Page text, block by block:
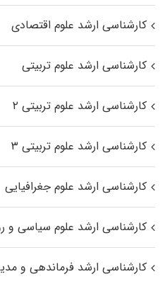
کارشناسی ارشد علوم اقتصادی
کارشناسی ارشد علوم تربیتی
کارشناسی ارشد علوم تربیتی ۲
کارشناسی ارشد علوم تربیتی ۳
کارشناسی ارشد علوم جغرافیایی
کارشناسی ارشد علوم سیاسی و
کارشناسی ارشد فرماندهی و